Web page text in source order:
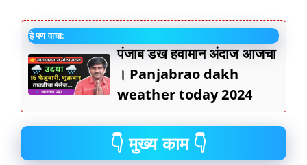
हे पण वाचा:
पंजाब डख हवामान अंदाज आजचा
। Panjabrao dakh
weather today 2024
👇 मुख्य काम 👇